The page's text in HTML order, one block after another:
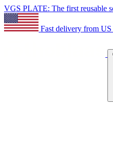
VGS PLATE: The first reusable
Fast delivery from